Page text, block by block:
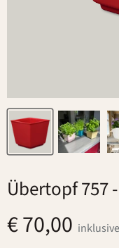
Übertopf 757
€ 70,00